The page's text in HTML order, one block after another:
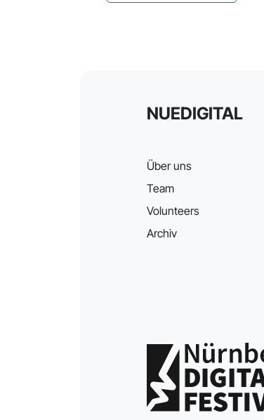
NUEDIGITAL
Über uns
Team
Volunteers
Archiv